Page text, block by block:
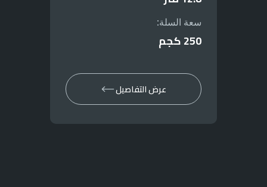
سعة السلة:
250 كجم
عرض التفاصيل